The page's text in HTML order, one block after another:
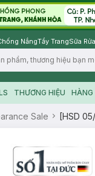
NắngTẩy TrangSữa
THƯƠNG HIỆU HÀNG
Sale [HSD